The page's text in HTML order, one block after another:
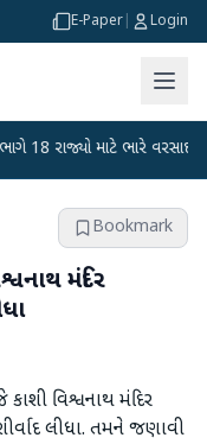
E-Paper Login
માટે ભારે વરસાદની ચેતવણી
Bookmark
મંદિર
વિશ્વનાથ મંદિર
લીધા. તમને જણાવી